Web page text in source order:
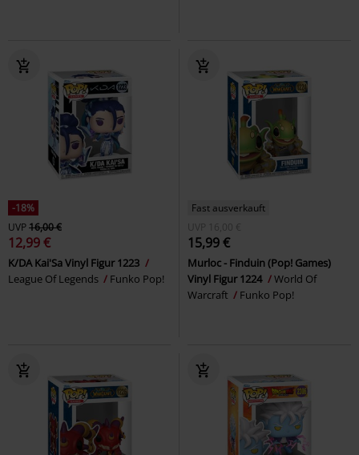
-18%
UVP16,00 €
12,99 €
K/DA Kai'Sa Vinyl Figur 1223
League Of Legends
Funko Pop!
Fast ausverkauft
UVP
16,00 €
15,99 €
Murloc - Finduin (Pop! Games)
Vinyl Figur 1224
World Of
Warcraft
Funko Pop!